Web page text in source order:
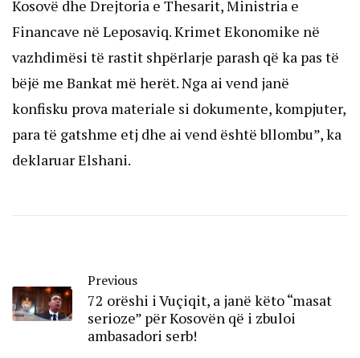
Kosovë dhe Drejtoria e Thesarit, Ministria e
Financave në Leposaviq. Krimet Ekonomike në
vazhdimësi të rastit shpërlarje parash që ka pas të
bëjë me Bankat më herët. Nga ai vend janë
konfisku prova materiale si dokumente, kompjuter,
para të gatshme etj dhe ai vend është bllombu”, ka
deklaruar Elshani.
Previous
72 orëshi i Vuçiqit, a janë këto “masat
serioze” për Kosovën që i zbuloi
ambasadori serb!